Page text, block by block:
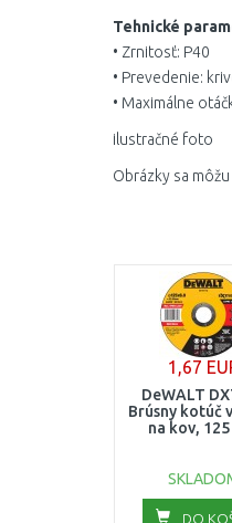
Tehnické
• Zrnitosť: P40
• Prevedenie:
• Maximálne
ilustračné foto
Obrázky sa
1,67
DeWALT
Brúsny kotúč
na kov,
DO